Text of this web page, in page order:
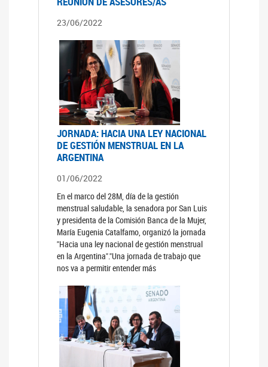
23/06/2022
JORNADA: HACIA UNA LEY NACIONAL
DE GESTIÓN MENSTRUAL EN LA
ARGENTINA
01/06/2022
En el marco del 28M, día de la gestión
menstrual saludable, la senadora por San Luis
y presidenta de la Comisión Banca de la Mujer,
María Eugenia Catalfamo, organizó la jornada
"Hacia una ley nacional de gestión menstrual
en la Argentina"."Una jornada de trabajo que
nos va a permitir entender más